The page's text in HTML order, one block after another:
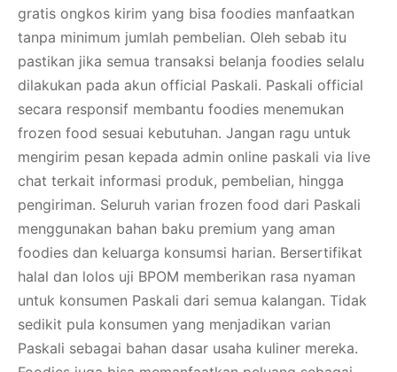
gratis ongkos kirim yang bisa foodies manfaatkan
tanpa minimum jumlah pembelian. Oleh sebab itu
pastikan jika semua transaksi belanja foodies selalu
dilakukan pada akun official Paskali. Paskali official
secara responsif membantu foodies menemukan
frozen food sesuai kebutuhan. Jangan ragu untuk
mengirim pesan kepada admin online paskali via live
chat terkait informasi produk, pembelian, hingga
pengiriman. Seluruh varian frozen food dari Paskali
menggunakan bahan baku premium yang aman
foodies dan keluarga konsumsi harian. Bersertifikat
halal dan lolos uji BPOM memberikan rasa nyaman
untuk konsumen Paskali dari semua kalangan. Tidak
sedikit pula konsumen yang menjadikan varian
Paskali sebagai bahan dasar usaha kuliner mereka.